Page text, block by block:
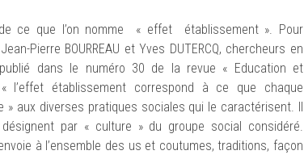
ce que l’on nomme « effet établissement ». Pour
Pierre BOURREAU et Yves DUTERCQ, chercheurs en
dans le numéro 30 de la revue « Education et
l’effet établissement correspond à ce que chaque
aux diverses pratiques sociales qui le caractérisent. Il
par « culture » du groupe social considéré.
à l’ensemble des us et coutumes, traditions, façon